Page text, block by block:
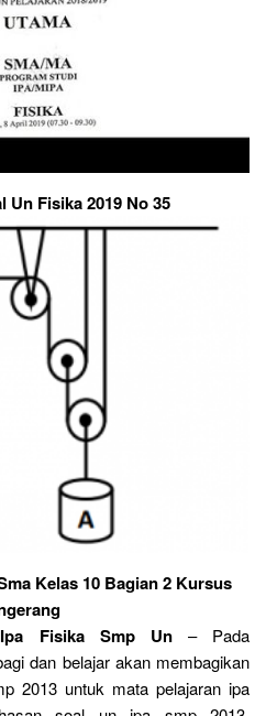
Un Fisika 2019 No 35
Kelas 10 Bagian 2 Kursus
Fisika Smp Un– Pada
dan belajar akan membagikan
2013 untuk mata pelajaran ipa